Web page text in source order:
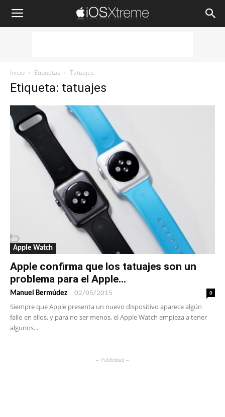
iOSXtreme
Inicio Etiquetas Tatuajes
Etiqueta: tatuajes
Apple Watch
Apple confirma que los tatuajes son un
problema para el Apple...
Manuel Bermúdez - 02/05/2015 0
Siempre que Apple presenta un nuevo dispositivo aparece algún
fallo en ellos, y para no ser menos, el Apple Watch empieza a tener
algunos...
– Publicidad –